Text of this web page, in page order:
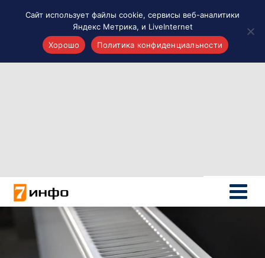
Новости России
Политика
Новости мира
Все материалы 7инфо
Сайт использует файлы cookie, сервисы веб-аналитики
Яндекс Метрика, и LiveInternet
Хорошо
Политика конфиденциальности